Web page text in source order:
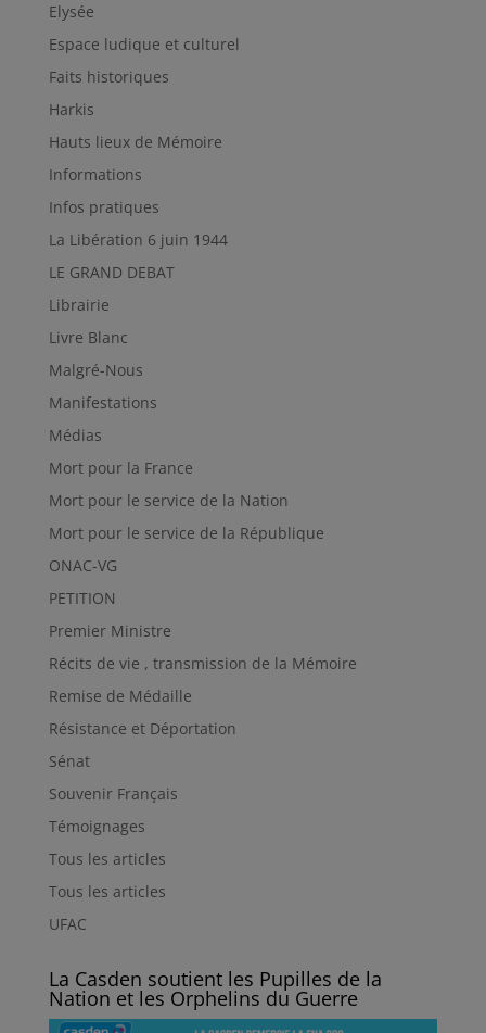
Elysée
Espace ludique et culturel
Faits historiques
Harkis
Hauts lieux de Mémoire
Informations
Infos pratiques
La Libération 6 juin 1944
LE GRAND DEBAT
Librairie
Livre Blanc
Malgré-Nous
Manifestations
Médias
Mort pour la France
Mort pour le service de la Nation
Mort pour le service de la République
ONAC-VG
PETITION
Premier Ministre
Récits de vie , transmission de la Mémoire
Remise de Médaille
Résistance et Déportation
Sénat
Souvenir Français
Témoignages
Tous les articles
Tous les articles
UFAC
La Casden soutient les Pupilles de la
Nation et les Orphelins du Guerre